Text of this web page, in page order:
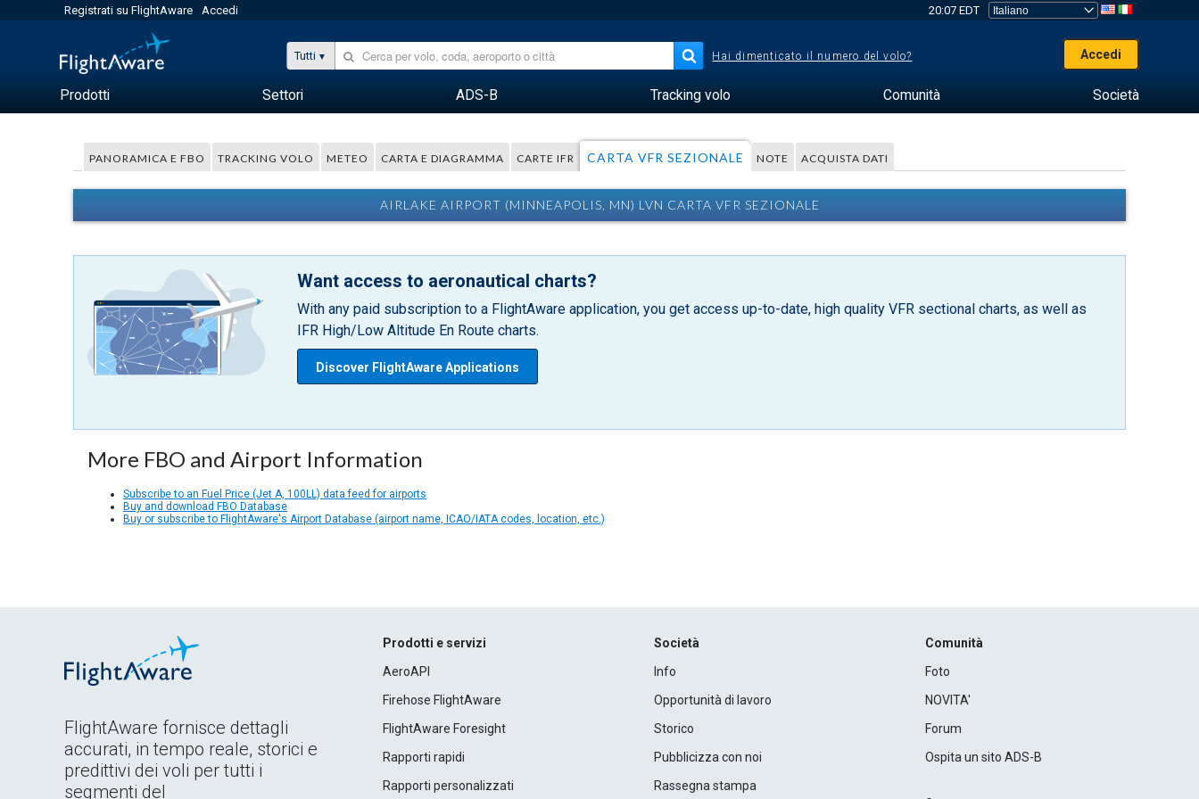
Registrati su FlightAware Accedi 20:07 EDT
Tutti Hai dimenticato il numero del volo? Accedi
Prodotti Settori ADS-B Tracking volo Comunità Società
PANORAMICA E FBO TRACKING VOLO METEO CARTA E DIAGRAMMA CARTE IFR CARTA VFR SEZIONALE NOTE ACQUISTA DATI
AIRLAKE AIRPORT (MINNEAPOLIS, MN) LVN CARTA VFR SEZIONALE
Want access to aeronautical charts?
With any paid subscription to a FlightAware application, you get access up-to-date, high quality VFR sectional charts, as well as
IFR High/Low Altitude En Route charts.
Discover FlightAware Applications
More FBO and Airport Information
Subscribe to an Fuel Price (Jet A, 100LL) data feed for airports
Buy and download FBO Database
Buy or subscribe to FlightAware's Airport Database (airport name, ICAO/IATA codes, location, etc.)
FlightAware fornisce dettagli
accurati, in tempo reale, storici e
predittivi dei voli per tutti i
segmenti del
Prodotti e servizi
AeroAPI
Firehose FlightAware
FlightAware Foresight
Rapporti rapidi
Rapporti personalizzati
Società
Info
Opportunità di lavoro
Storico
Pubblicizza con noi
Rassegna stampa
Comunità
Foto
NOVITA'
Forum
Ospita un sito ADS-B